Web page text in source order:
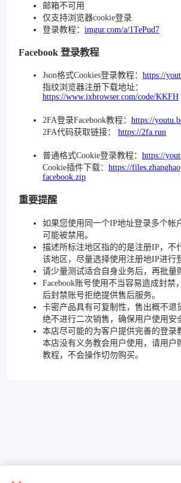
邮箱不可用
仅支持浏览器cookie登录
登录教程： imgur.com/a/1TePud7
Facebook 登录教程
Json格式Cookies登录教程： https://
指纹浏览器注册下载地址：
https://www.ixbrowser.com/code/KKFH
2FA登录Facebook教程： https://
2FA代码获取链接： https://2fa.run
普通格式Cookie登录教程： https://
Cookie插件下载： https://
facebook.zip
重要提醒
如果您使用同一个IP地址登录多个帐
可能被禁用。
描述所标注地区指的的是注册IP，不
该地区，尽量选择使用注册地IP进行
请少量测试适合自身业务后，再批量
Facebook账号使用不当容易造成封禁
后封禁账号拒绝提供售后服务。
卡密产品具有可复制性，售出概不退
绝不进行二次销售，确保用户使用安
本店尽可能的为客户提供完善的登录
本店没有义务教会用户使用，请用户
教程，不会操作切勿购买。